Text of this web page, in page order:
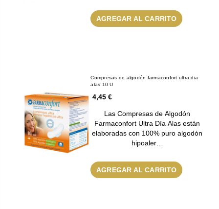
AGREGAR AL CARRITO
Compresas de algodón farmaconfort ultra dia
alas 10 U
4,45 €
Las Compresas de Algodón
Farmaconfort Ultra Día Alas están
elaboradas con 100% puro algodón
hipoaler…
AGREGAR AL CARRITO